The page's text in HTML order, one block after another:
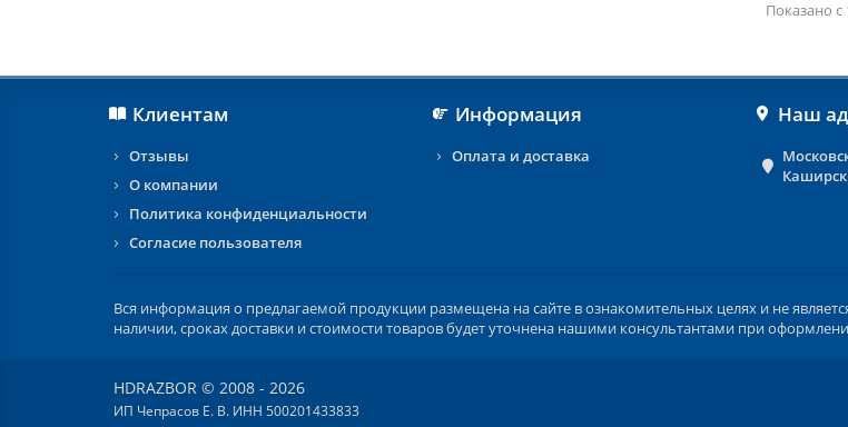
Показано с
Клиентам
Отзывы
О компании
Политика конфиденциальности
Согласие пользователя
Информация
Оплата и доставка
Наш
Вся информация о предлагаемой продукции размещена на сайте в ознакомительных целях и не
наличии, сроках доставки и стоимости товаров будет уточнена нашими консультантами при
HDRAZBOR © 2008 - 2026
ИП Чепрасов Е. В. ИНН 500201433833